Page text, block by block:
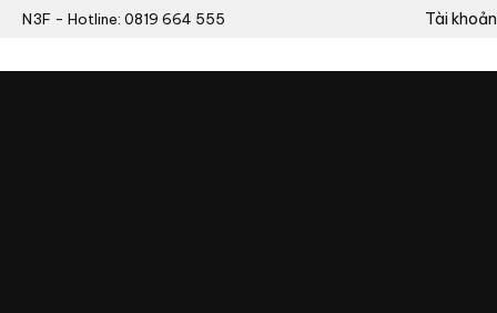
N3F - Hotline: 0819 664 555 Tài khoản